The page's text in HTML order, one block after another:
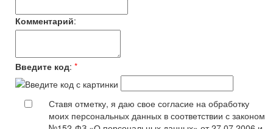
Комментарий:
Введите код: *
Ставя отметку, я даю свое согласие на обработку
моих персональных данных в соответствии с законом